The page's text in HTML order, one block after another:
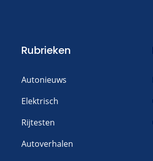
Rubrieken
Autonieuws
Elektrisch
Rijtesten
Autoverhalen